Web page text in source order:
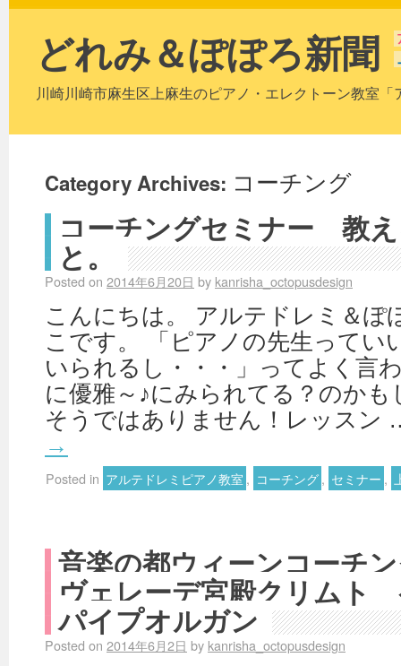
どれみ＆ぽぽろ新聞
川崎川崎市麻生区上麻生のピアノ・エレクトーン教室
Category Archives: コーチング
コーチングセミナー 教
と。
Posted on 2014年6月20日 by kanrisha_octopusdesign
こんにちは。 アルテドレミ＆ぽ
こです。 「ピアノの先生ってい
いられるし・・・」ってよく言
に優雅～♪にみられてる？のか
そうではありません！レッス
→
Posted in アルテドレミピアノ教室 , コーチング, セミナー ,
音楽の都ウィーンコーチ
ヴェレーデ宮殿クリムト
パイプオルガン
Posted on 2014年6月2日 by kanrisha_octopusdesign